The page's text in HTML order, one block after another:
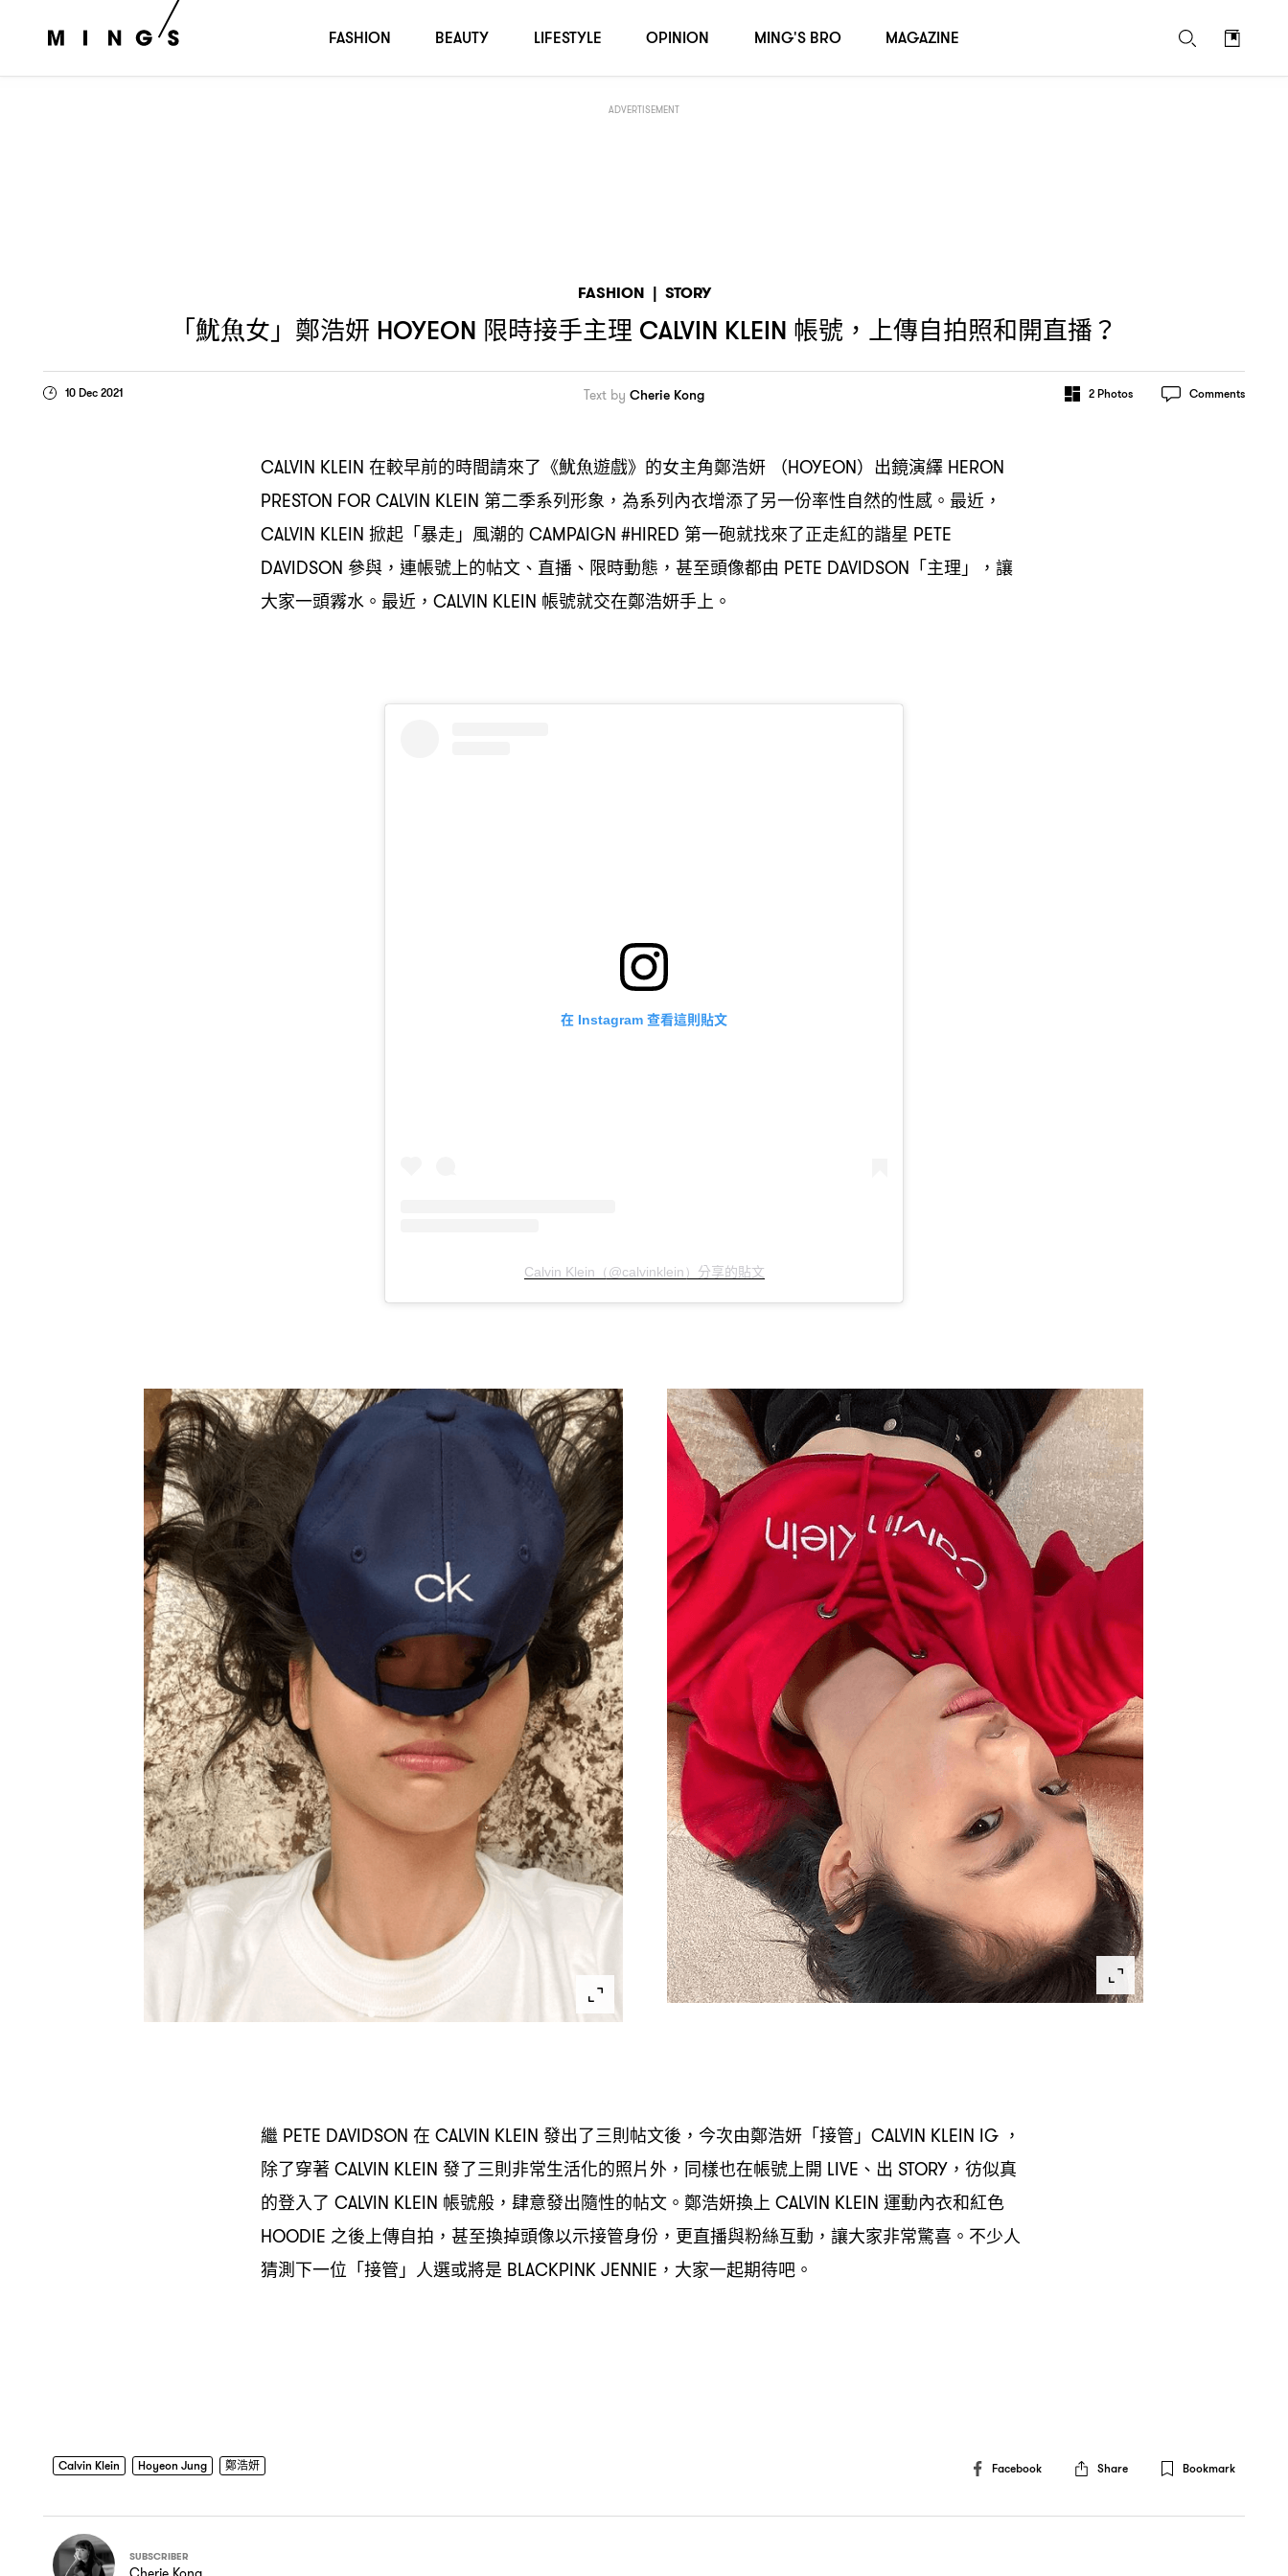
ADVERTISEMENT
FASHION | STORY
「魷魚女」鄭浩妍 HOYEON 限時接手主理 CALVIN KLEIN 帳號 ， 上傳自拍照和開直播 ？
10 Dec 2021 Text by Cherie Kong 2Photos Comments
CALVIN KLEIN 在較早前的時間請來了《魷魚遊戲》的女主角鄭浩妍 （HOYEON） 出鏡演繹 HERON
PRESTON FOR CALVIN KLEIN 第二季系列形象 ， 為系列內衣增添了另一份率性自然的性感。最近 ，
CALVIN KLEIN 掀起「暴走」風潮的 CAMPAIGN #HIRED 第一砲就找來了正走紅的諧星 PETE
DAVIDSON 參與 ， 連帳號上的帖文、直播、限時動態 ， 甚至頭像都由 PETE DAVIDSON 「主理」 ， 讓
大家一頭霧水。最近 ，CALVIN KLEIN 帳號就交在鄭浩妍手上。
在 Instagram 查看這則貼文
Calvin Klein（@calvinklein） 分享的貼文
繼 PETE DAVIDSON 在 CALVIN KLEIN 發出了三則帖文後 ， 今次由鄭浩妍「接管」 CALVIN KLEIN IG ，
除了穿著 CALVIN KLEIN 發了三則非常生活化的照片外 ， 同樣也在帳號上開 LIVE 、出 STORY， 彷似真
的登入了 CALVIN KLEIN 帳號般 ， 肆意發出隨性的帖文。鄭浩妍換上 CALVIN KLEIN 運動內衣和紅色
HOODIE 之後上傳自拍 ， 甚至換掉頭像以示接管身份 ， 更直播與粉絲互動 ， 讓大家非常驚喜。不少人
猜測下一位「接管」人選或將是 BLACKPINK JENNIE， 大家一起期待吧。
Calvin Klein Hoyeon Jung 鄭浩妍 Facebook Share Bookmark
SUBSCRIBER
FASHION BEAUTY LIFESTYLE OPINION MING'S BRO MAGAZINE
「魷魚女」鄭浩妍 CALVIN KLEIN ， ？